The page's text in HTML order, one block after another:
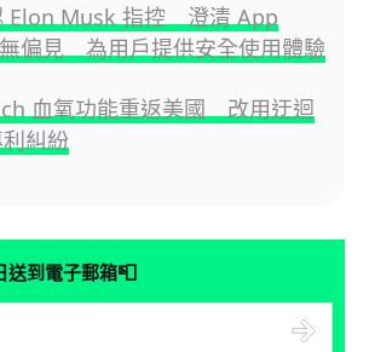
Elon Musk 指控 澄清 App
偏見 為用戶提供安全使用體驗
血氧功能重返美國 改用迂迴
糾紛
送到電子郵箱📮